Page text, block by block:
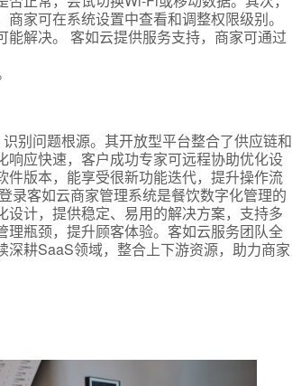
家可在系统设置中查看和调整权限级别。
解决。 客如云提供服务支持，商家可通过
别问题根源。其开放型平台整合了供应链和
应快速，客户成功专家可远程协助优化设
版本，能享受很新功能迭代，提升操作流
录客如云商家管理系统是餐饮数字化管理的
计，提供稳定、易用的解决方案，支持多
瓶颈，提升顾客体验。客如云服务团队全
耕SaaS领域，整合上下游资源，助力商家